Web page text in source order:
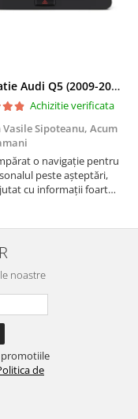
Navigatie Audi Q5 (2009-2017), Linux OS & OEM, MMI 3G, CarPlay & Android Auto Wireless, MirrorLink, Camera AHD, 12.3 Inch - AD-BGAALNXH+AD-BGRKITQ5002
Achizitie verificata
Sipoteanu, Acum
o navigație pentru
peste așteptări,
cu informații foarte
livrare rapidă, suport
impecabil, o să revin
vi...
noastre
promotiile
de